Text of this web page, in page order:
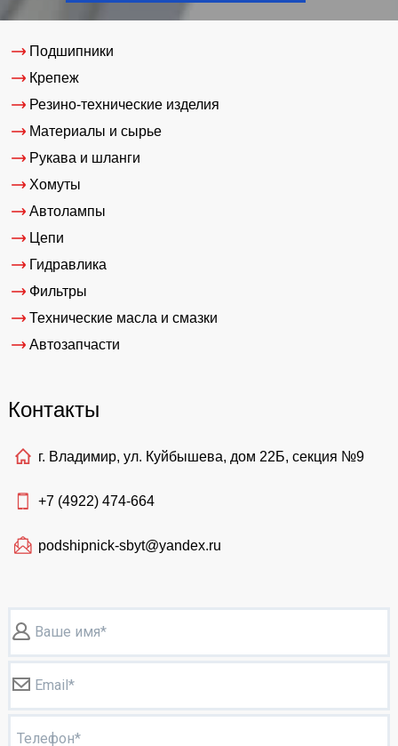
Подшипники
Крепеж
Резино-технические изделия
Материалы и сырье
Рукава и шланги
Хомуты
Автолампы
Цепи
Гидравлика
Фильтры
Технические масла и смазки
Автозапчасти
Контакты
г. Владимир, ул. Куйбышева, дом 22Б, секция №9
+7 (4922) 474-664
podshipnick-sbyt@yandex.ru
Ваше имя*
Email*
Телефон*